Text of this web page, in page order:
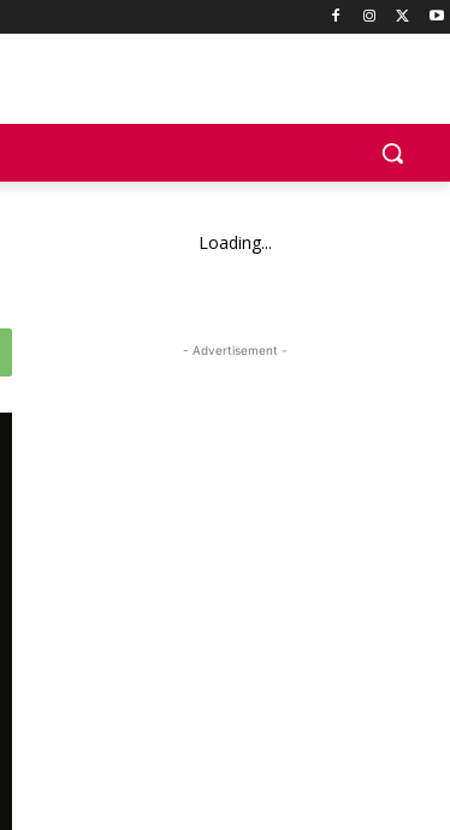
Loading...
- Advertisement -